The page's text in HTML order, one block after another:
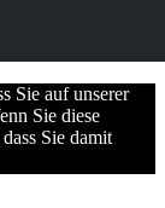
Sie auf unserer
Sie diese
Sie damit